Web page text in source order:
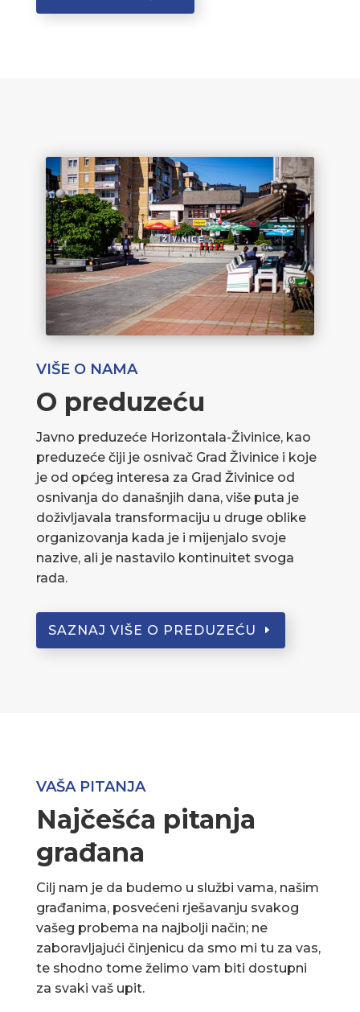
VIŠE O NAMA
O preduzeću
Javno preduzeće Horizontala-Živinice, kao
preduzeće čiji je osnivač Grad Živinice i koje
je od općeg interesa za Grad Živinice od
osnivanja do današnjih dana, više puta je
doživljavala transformaciju u druge oblike
organizovanja kada je i mijenjalo svoje
nazive, ali je nastavilo kontinuitet svoga
rada.
SAZNAJ VIŠE O PREDUZEĆU
VAŠA PITANJA
Najčešća pitanja
građana
Cilj nam je da budemo u službi vama, našim
građanima, posvećeni rješavanju svakog
vašeg probema na najbolji način; ne
zaboravljajući činjenicu da smo mi tu za vas,
te shodno tome želimo vam biti dostupni
za svaki vaš upit.